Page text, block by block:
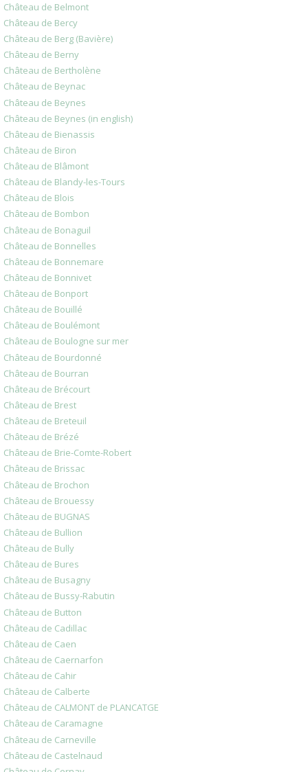
Château de Belmont
Château de Bercy
Château de Berg (Bavière)
Château de Berny
Château de Bertholène
Château de Beynac
Château de Beynes
Château de Beynes (in english)
Château de Bienassis
Château de Biron
Château de Blâmont
Château de Blandy-les-Tours
Château de Blois
Château de Bombon
Château de Bonaguil
Château de Bonnelles
Château de Bonnemare
Château de Bonnivet
Château de Bonport
Château de Bouillé
Château de Boulémont
Château de Boulogne sur mer
Château de Bourdonné
Château de Bourran
Château de Brécourt
Château de Brest
Château de Breteuil
Château de Brézé
Château de Brie-Comte-Robert
Château de Brissac
Château de Brochon
Château de Brouessy
Château de BUGNAS
Château de Bullion
Château de Bully
Château de Bures
Château de Busagny
Château de Bussy-Rabutin
Château de Button
Château de Cadillac
Château de Caen
Château de Caernarfon
Château de Cahir
Château de Calberte
Château de CALMONT de PLANCATGE
Château de Caramagne
Château de Carneville
Château de Castelnaud